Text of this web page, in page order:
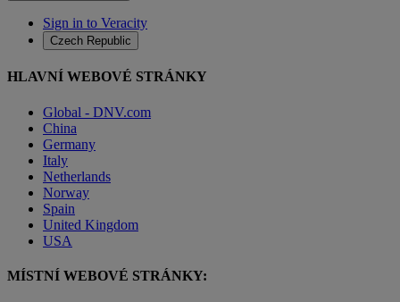
Sign in to Veracity
Czech Republic
HLAVNÍ WEBOVÉ STRÁNKY
Global - DNV.com
China
Germany
Italy
Netherlands
Norway
Spain
United Kingdom
USA
MÍSTNÍ WEBOVÉ STRÁNKY: